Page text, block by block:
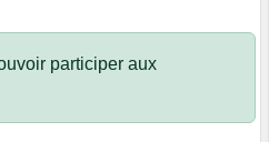
participer aux